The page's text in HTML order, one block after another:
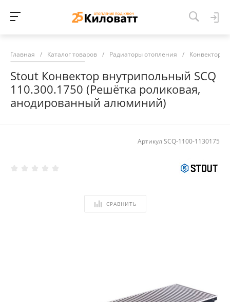
Главная / Каталог товаров / Радиаторы отопления / Конвекторы
Stout Конвектор внутрипольный SCQ
110.300.1750 (Решётка роликовая,
анодированный алюминий)
Артикул SCQ-1100-1130175
СРАВНИТЬ